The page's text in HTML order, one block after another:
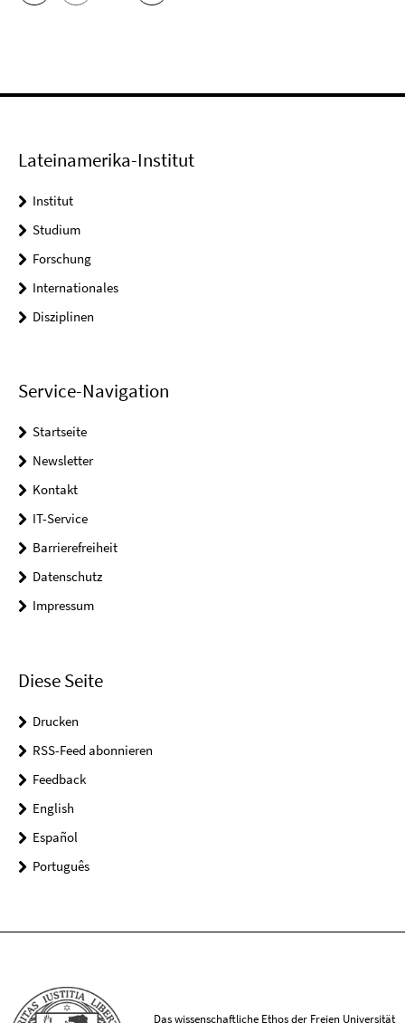
Lateinamerika-Institut
Institut
Studium
Forschung
Internationales
Disziplinen
Service-Navigation
Startseite
Newsletter
Kontakt
IT-Service
Barrierefreiheit
Datenschutz
Impressum
Diese Seite
Drucken
RSS-Feed abonnieren
Feedback
English
Español
Português
Das wissenschaftliche Ethos der Freien Universität